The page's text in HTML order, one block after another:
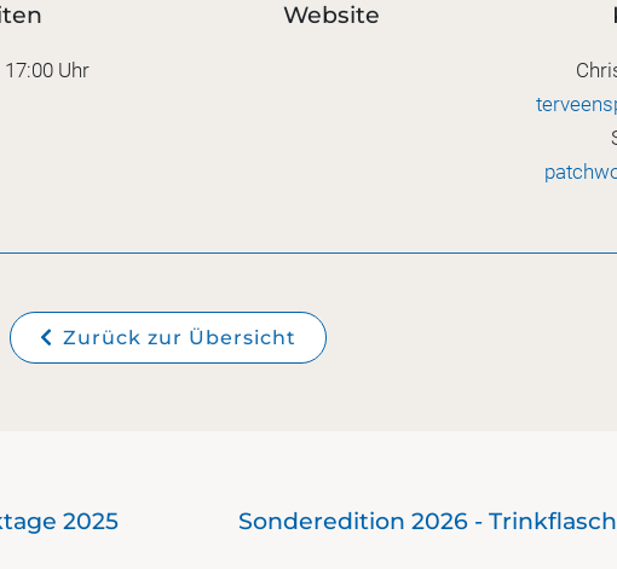
Uhr
Website
Zurück zur Übersicht
2025 Sonderedition 2026 -